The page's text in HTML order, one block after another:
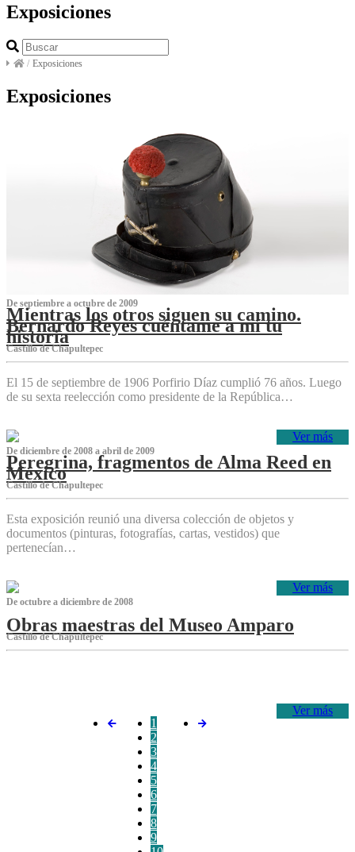
Exposiciones
/ Exposiciones
Exposiciones
De septiembre a octubre de 2009
Mientras los otros siguen su camino.
Bernardo Reyes cuéntame a mí tu
historia
Castillo de Chapultepec
El 15 de septiembre de 1906 Porfirio Díaz cumplió 76 años. Luego
de su sexta reelección como presidente de la República…
Ver más
De diciembre de 2008 a abril de 2009
Peregrina, fragmentos de Alma Reed en
México
Castillo de Chapultepec
Esta exposición reunió una diversa colección de objetos y
documentos (pinturas, fotografías, cartas, vestidos) que
pertenecían…
Ver más
De octubre a diciembre de 2008
Obras maestras del Museo Amparo
Castillo de Chapultepec
Ver más
1
2
3
4
5
6
7
8
9